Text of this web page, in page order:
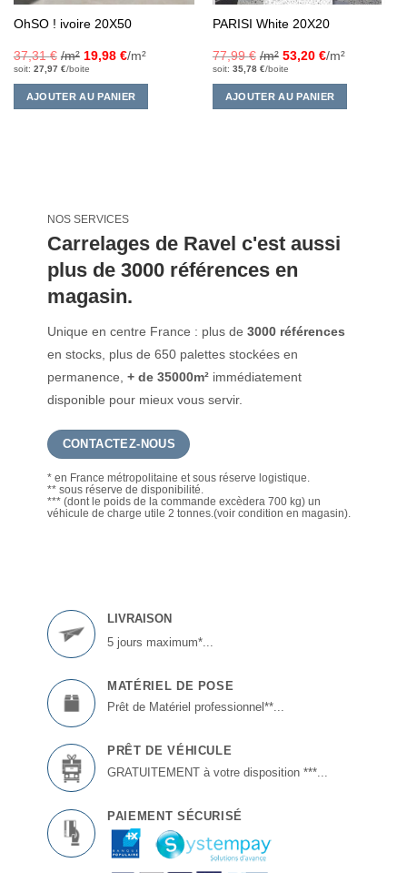
OhSO ! ivoire 20X50
37,31€ /m² 19,98 €/m²
soit: 27,97 €/boite
AJOUTER AU PANIER
PARISI White 20X20
77,99€ /m² 53,20 €/m²
soit: 35,78 €/boite
AJOUTER AU PANIER
NOS SERVICES
Carrelages de Ravel c'est aussi
plus de 3000 références en
magasin.
Unique en centre France : plus de3000 références
en stocks, plus de 650 palettes stockées en
permanence,+ de 35000m² immédiatement
disponible pour mieux vous servir.
CONTACTEZ-NOUS
* en France métropolitaine et sous réserve logistique.
** sous réserve de disponibilité.
*** (dont le poids de la commande excèdera 700 kg) un
véhicule de charge utile 2 tonnes.(voir condition en magasin).
LIVRAISON
5 jours maximum*...
MATÉRIEL DE POSE
Prêt de Matériel professionnel**...
PRÊT DE VÉHICULE
GRATUITEMENT à votre disposition ***...
PAIEMENT SÉCURISÉ